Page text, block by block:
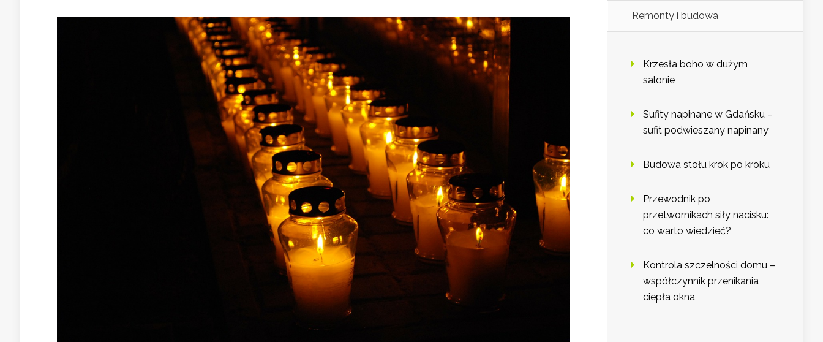
Remonty i budowa
Krzesła boho w dużym
salonie
Sufity napinane w Gdańsku –
sufit podwieszany napinany
Budowa stołu krok po kroku
Przewodnik po
przetwornikach siły nacisku:
co warto wiedzieć?
Kontrola szczelności domu –
współczynnik przenikania
ciepła okna